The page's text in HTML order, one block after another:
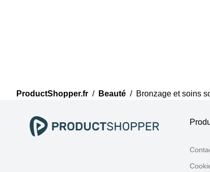
ProductShopper.fr / Beauté / Bronzage et soins